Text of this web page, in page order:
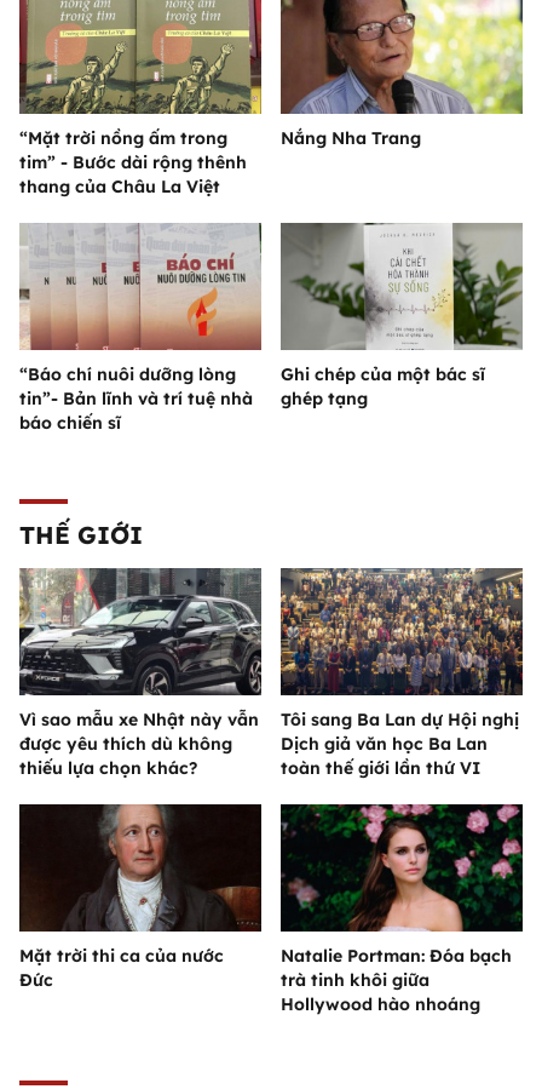
“Mặt trời nồng ấm trong
tim” - Bước dài rộng thênh
thang của Châu La Việt
Nắng Nha Trang
“Báo chí nuôi dưỡng lòng
tin”- Bản lĩnh và trí tuệ nhà
báo chiến sĩ
Ghi chép của một bác sĩ
ghép tạng
THẾ GIỚI
Vì sao mẫu xe Nhật này vẫn
được yêu thích dù không
thiếu lựa chọn khác?
Tôi sang Ba Lan dự Hội nghị
Dịch giả văn học Ba Lan
toàn thế giới lần thứ VI
Mặt trời thi ca của nước
Đức
Natalie Portman: Đóa bạch
trà tinh khôi giữa
Hollywood hào nhoáng